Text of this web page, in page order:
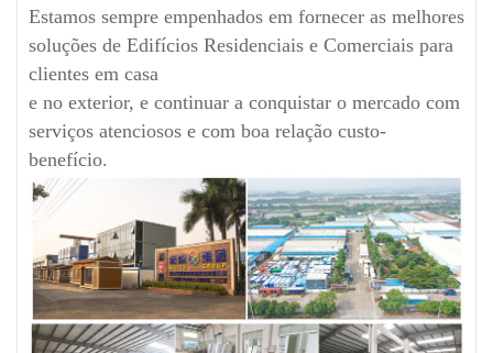
Estamos sempre empenhados em fornecer as melhores
soluções de Edifícios Residenciais e Comerciais para
clientes em casa
e no exterior, e continuar a conquistar o mercado com
serviços atenciosos e com boa relação custo-
benefício.